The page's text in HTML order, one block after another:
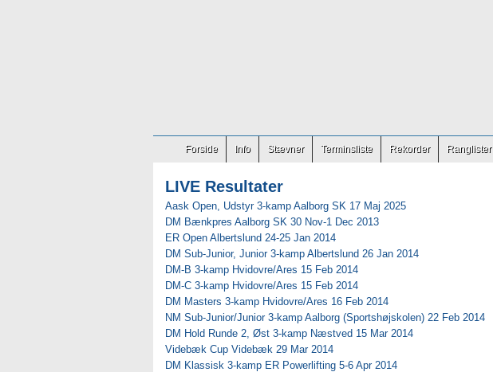
Forside Info Stævner Terminsliste Rekorder Ranglister
LIVE Resultater
Aask Open, Udstyr 3-kamp Aalborg SK 17 Maj 2025
DM Bænkpres Aalborg SK 30 Nov-1 Dec 2013
ER Open Albertslund 24-25 Jan 2014
DM Sub-Junior, Junior 3-kamp Albertslund 26 Jan 2014
DM-B 3-kamp Hvidovre/Ares 15 Feb 2014
DM-C 3-kamp Hvidovre/Ares 15 Feb 2014
DM Masters 3-kamp Hvidovre/Ares 16 Feb 2014
NM Sub-Junior/Junior 3-kamp Aalborg (Sportshøjskolen) 22 Feb 2014
DM Hold Runde 2, Øst 3-kamp Næstved 15 Mar 2014
Videbæk Cup Videbæk 29 Mar 2014
DM Klassisk 3-kamp ER Powerlifting 5-6 Apr 2014